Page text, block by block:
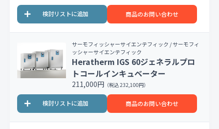
商品のお問い合わせ
サーモフィッシャーサイエンテフィック / サーモフィ
ッシャーサイエンテフィック
Heratherm IGS 60ジェネラルプロ
トコールインキュベーター
211,000円 （税込 232,100円）
商品のお問い合わせ